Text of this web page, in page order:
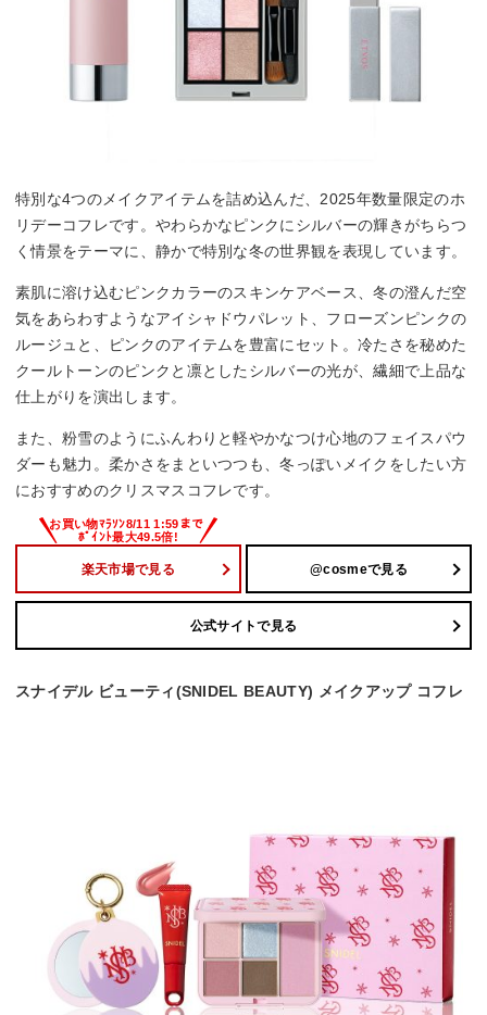
特別な4つのメイクアイテムを詰め込んだ、2025年数量限定のホ
リデーコフレです。やわらかなピンクにシルバーの輝きがちらつ
く情景をテーマに、静かで特別な冬の世界観を表現しています。
素肌に溶け込むピンクカラーのスキンケアベース、冬の澄んだ空
気をあらわすようなアイシャドウパレット、フローズンピンクの
ルージュと、ピンクのアイテムを豊富にセット。冷たさを秘めた
クールトーンのピンクと凛としたシルバーの光が、繊細で上品な
仕上がりを演出します。
また、粉雪のようにふんわりと軽やかなつけ心地のフェイスパウ
ダーも魅力。柔かさをまといつつも、冬っぽいメイクをしたい方
におすすめのクリスマスコフレです。
楽天市場で見る @cosmeで見る
公式サイトで見る
スナイデル ビューティ(SNIDEL BEAUTY) メイクアップ コフレ